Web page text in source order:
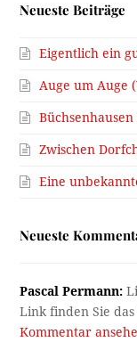
Neueste Beiträge
Eigentlich ein
Auge um Auge
Zwischen
Eine
Neueste
Pascal Permann:
Link finden Sie
Kommentar